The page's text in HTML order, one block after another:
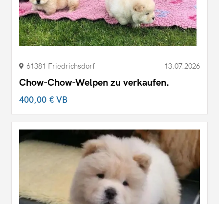
61381 Friedrichsdorf 13.07.2026
Chow-Chow-Welpen zu verkaufen.
400,00 €VB